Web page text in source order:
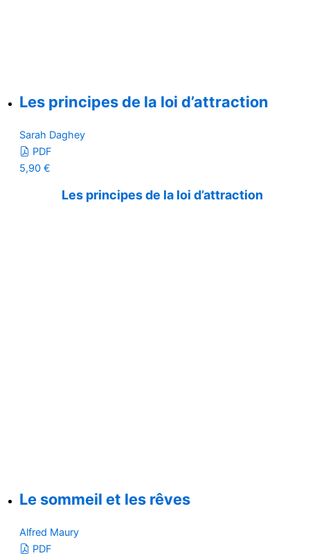
Les principes de la loi d’attraction
Sarah Daghey
PDF
5,90 €
Les principes de la loi d’attraction
Le sommeil et les rêves
Alfred Maury
PDF